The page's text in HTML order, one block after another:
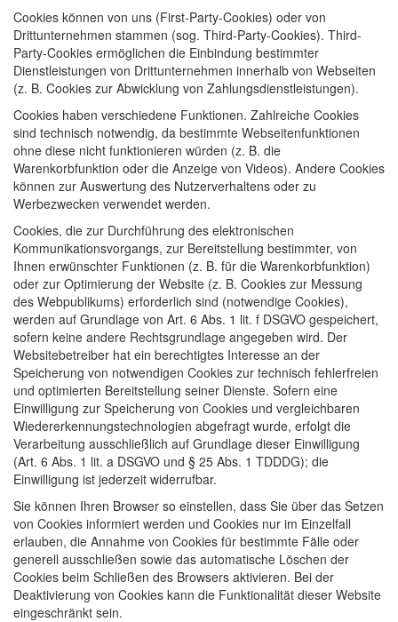
Cookies können von uns (First-Party-Cookies) oder von
Drittunternehmen stammen (sog. Third-Party-Cookies). Third-
Party-Cookies ermöglichen die Einbindung bestimmter
Dienstleistungen von Drittunternehmen innerhalb von Webseiten
(z. B. Cookies zur Abwicklung von Zahlungsdienstleistungen).
Cookies haben verschiedene Funktionen. Zahlreiche Cookies
sind technisch notwendig, da bestimmte Webseitenfunktionen
ohne diese nicht funktionieren würden (z. B. die
Warenkorbfunktion oder die Anzeige von Videos). Andere Cookies
können zur Auswertung des Nutzerverhaltens oder zu
Werbezwecken verwendet werden.
Cookies, die zur Durchführung des elektronischen
Kommunikationsvorgangs, zur Bereitstellung bestimmter, von
Ihnen erwünschter Funktionen (z. B. für die Warenkorbfunktion)
oder zur Optimierung der Website (z. B. Cookies zur Messung
des Webpublikums) erforderlich sind (notwendige Cookies),
werden auf Grundlage von Art. 6 Abs. 1 lit. f DSGVO gespeichert,
sofern keine andere Rechtsgrundlage angegeben wird. Der
Websitebetreiber hat ein berechtigtes Interesse an der
Speicherung von notwendigen Cookies zur technisch fehlerfreien
und optimierten Bereitstellung seiner Dienste. Sofern eine
Einwilligung zur Speicherung von Cookies und vergleichbaren
Wiedererkennungstechnologien abgefragt wurde, erfolgt die
Verarbeitung ausschließlich auf Grundlage dieser Einwilligung
(Art. 6 Abs. 1 lit. a DSGVO und § 25 Abs. 1 TDDDG); die
Einwilligung ist jederzeit widerrufbar.
Sie können Ihren Browser so einstellen, dass Sie über das Setzen
von Cookies informiert werden und Cookies nur im Einzelfall
erlauben, die Annahme von Cookies für bestimmte Fälle oder
generell ausschließen sowie das automatische Löschen der
Cookies beim Schließen des Browsers aktivieren. Bei der
Deaktivierung von Cookies kann die Funktionalität dieser Website
eingeschränkt sein.